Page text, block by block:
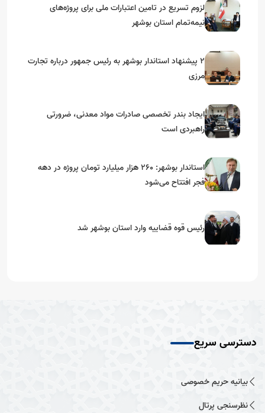
لزوم تسریع در تامین اعتبارات ملی برای پروژه‌های
نیمه‌تمام استان بوشهر
۲ پیشنهاد استاندار بوشهر به رئیس جمهور درباره تجارت
مرزی
ایجاد بندر تخصصی صادرات مواد معدنی، ضرورتی
راهبردی است
استاندار بوشهر: ۲۶۰ هزار میلیارد تومان پروژه در دهه
فجر افتتاح می‌شود
رئیس قوه قضاییه وارد استان بوشهر شد
دسترسی سریع
بیانیه حریم خصوصی
نظرسنجی پرتال